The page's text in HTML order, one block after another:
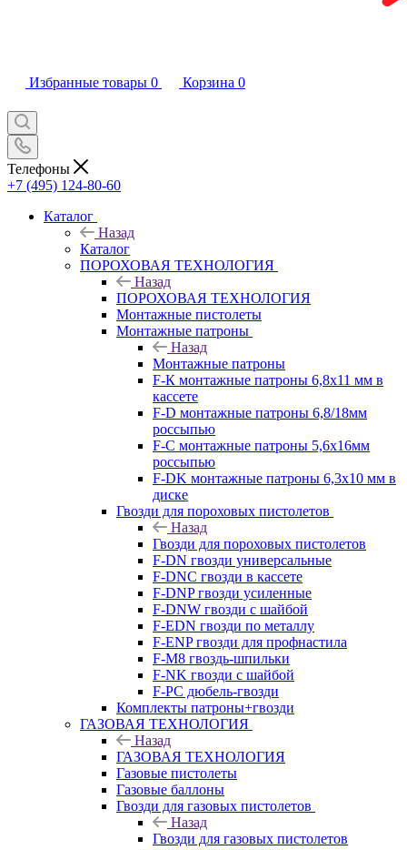
Избранные товары 0 Корзина 0
Телефоны
+7 (495) 124-80-60
Каталог
Назад
Каталог
ПОРОХОВАЯ ТЕХНОЛОГИЯ
Назад
ПОРОХОВАЯ ТЕХНОЛОГИЯ
Монтажные пистолеты
Монтажные патроны
Назад
Монтажные патроны
F-К монтажные патроны 6,8х11 мм в
кассете
F-D монтажные патроны 6,8/18мм
россыпью
F-C монтажные патроны 5,6х16мм
россыпью
F-DK монтажные патроны 6,3х10 мм в
диске
Гвозди для пороховых пистолетов
Назад
Гвозди для пороховых пистолетов
F-DN гвозди универсальные
F-DNC гвозди в кассете
F-DNP гвозди усиленные
F-DNW гвозди с шайбой
F-EDN гвозди по металлу
F-ENP гвозди для профнастила
F-M8 гвоздь-шпильки
F-NK гвозди с шайбой
F-PC дюбель-гвозди
Комплекты патроны+гвозди
ГАЗОВАЯ ТЕХНОЛОГИЯ
Назад
ГАЗОВАЯ ТЕХНОЛОГИЯ
Газовые пистолеты
Газовые баллоны
Гвозди для газовых пистолетов
Назад
Гвозди для газовых пистолетов